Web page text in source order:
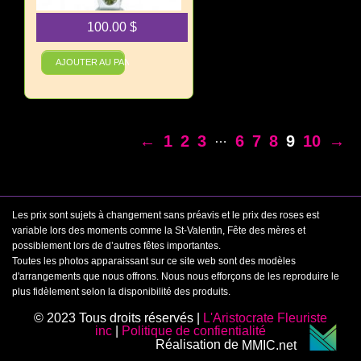
Un merveilleux souhait
100.00 $
AJOUTER AU PANIER
← 1 2 3 … 6 7 8 9 10 →
Les prix sont sujets à changement sans préavis et le prix des roses est
variable lors des moments comme la St-Valentin, Fête des mères et
possiblement lors de d’autres fêtes importantes.
Toutes les photos apparaissant sur ce site web sont des modèles
d'arrangements que nous offrons. Nous nous efforçons de les reproduire le
plus fidèlement selon la disponibilité des produits.
© 2023 Tous droits réservés |
L'Aristocrate Fleuriste
inc
Politique de confientialité
Réalisation de MMIC.net